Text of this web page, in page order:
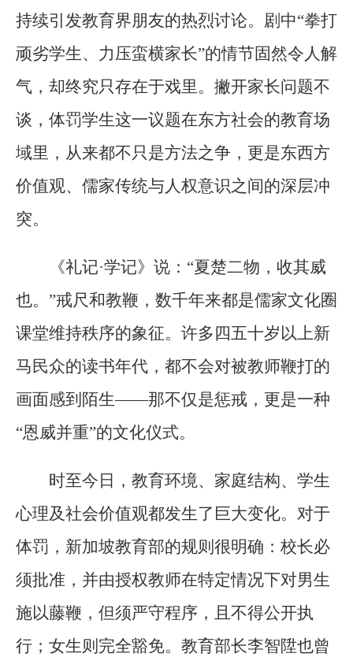
持续引发教育界朋友的热烈讨论。剧中“拳打
顽劣学生、力压蛮横家长”的情节固然令人解
气，却终究只存在于戏里。撇开家长问题不
谈，体罚学生这一议题在东方社会的教育场
域里，从来都不只是方法之争，更是东西方
价值观、儒家传统与人权意识之间的深层冲
突。
《礼记·学记》说：“夏楚二物，收其威
也。”戒尺和教鞭，数千年来都是儒家文化圈
课堂维持秩序的象征。许多四五十岁以上新
马民众的读书年代，都不会对被教师鞭打的
画面感到陌生——那不仅是惩戒，更是一种
“恩威并重”的文化仪式。
时至今日，教育环境、家庭结构、学生
心理及社会价值观都发生了巨大变化。对于
体罚，新加坡教育部的规则很明确：校长必
须批准，并由授权教师在特定情况下对男生
施以藤鞭，但须严守程序，且不得公开执
行；女生则完全豁免。教育部长李智陞也曾